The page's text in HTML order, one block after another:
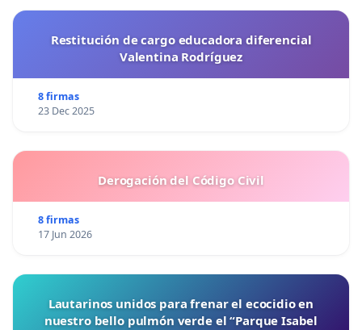
Restitución de cargo educadora diferencial
Valentina Rodríguez
8 firmas
23 Dec 2025
Derogación del Código Civil
8 firmas
17 Jun 2026
Lautarinos unidos para frenar el ecocidio en
nuestro bello pulmón verde el “Parque Isabel